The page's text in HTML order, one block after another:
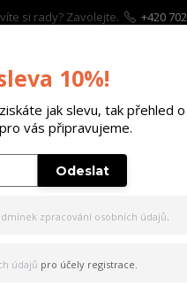
si rady? Zavolejte. +420
DÁRKOVÉ POUKAZY
10%!
jak slevu, tak přehled
vás připravujeme.
Odeslat
zpracování osobních údajů.
údajů pro účely registrace.